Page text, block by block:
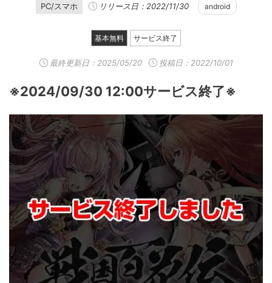
PC/スマホ リリース日：2022/11/30 android
基本無料 サービス終了
最終更新日： 2025/05/20 投稿日：2022/10/01
※2024/09/30 12:00サービス終了※